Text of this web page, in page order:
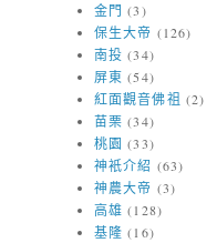
金門 (3)
保生大帝 (126)
南投 (34)
屏東 (54)
紅面觀音佛祖 (2)
苗栗 (34)
桃園 (33)
神衹介紹 (63)
神農大帝 (3)
高雄 (128)
基隆 (16)